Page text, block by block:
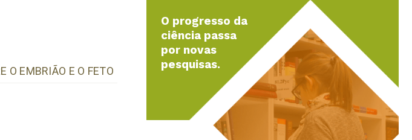
O EMBRIÃO E O FETO
O progresso da
ciência passa
por novas
pesquisas.